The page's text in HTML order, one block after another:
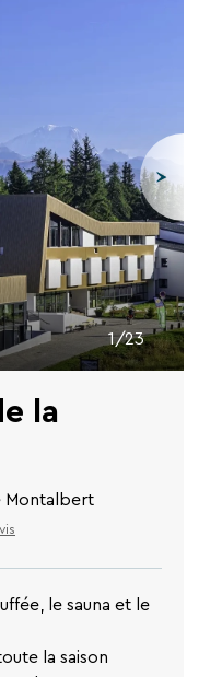
1/23
la
Montalbert
le sauna et le
la saison